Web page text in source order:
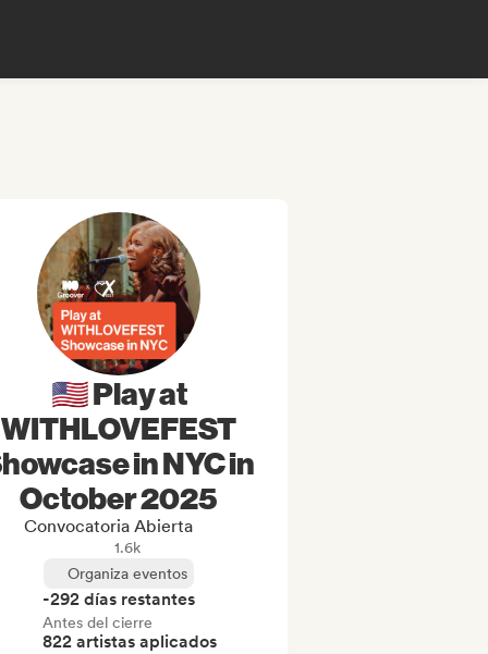
🇺🇸 Play at
WITHLOVEFEST
in NYC in
October 2025
Convocatoria Abierta
1.6k
Organiza eventos
-292 días restantes
Antes del cierre
822 artistas aplicados